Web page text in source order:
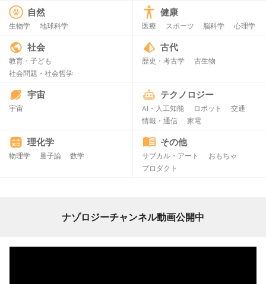
自然
生物学 地球科学
健康
医療 スポーツ 脳科学 心理学
社会
教育・子ども
社会問題・社会哲学
古代
歴史・考古学 古生物
宇宙
宇宙
テクノロジー
AI・人工知能 ロボット
交通
情報・通信
家電
理化学
物理学 量子論 数学
その他
サブカル・アート
おもちゃ
プロダクト
ナゾロジーチャンネル動画公開中